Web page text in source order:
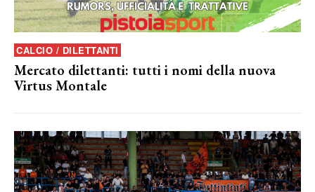
CALCIO / DILETTANTI
Mercato dilettanti: tutti i nomi della nuova
Virtus Montale